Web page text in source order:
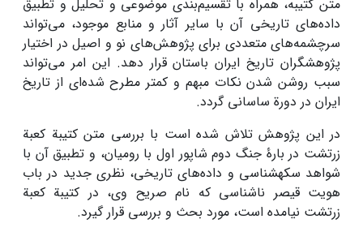
متن کتیبه، همراه با تقسیم‌بندی موضوعی و تحلیل و تطبیق
داده‌های تاریخی آن با سایر آثار و منابع موجود، می‌تواند
سرچشمه‌های متعددی برای پژوهش‌های نو و اصیل در اختیار
پژوهشگران تاریخ ایران باستان قرار دهد. این امر می‌تواند
سبب روشن شدن نکات مبهم و کمتر مطرح شده‌ای از تاریخ
ایران در دورة ساسانی گردد.
در این پژوهش تلاش شده است با بررسی متن کتیبة کعبة
زرتشت در بارۀ جنگ دوم شاپور اول با رومیان، و تطبیق آن با
شواهد سکه­شناسی و داده‌های تاریخی، نظری جدید در باب
هویت قیصر ناشناسی که نام صریح وی، در کتیبة کعبة
زرتشت نیامده است، مورد بحث و بررسی قرار گیرد.